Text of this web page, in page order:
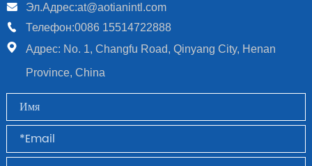
Эл.Адрес:at@aotianintl.com
Телефон:0086 15514722888
Адрес: No. 1, Changfu Road, Qinyang City, Henan
Province, China